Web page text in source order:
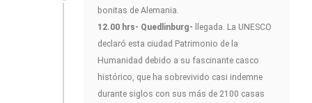
bonitas de Alemania.
12.00 hrs- Quedlinburg-
llegada. La UNESCO
declaró esta ciudad Patrimonio de la
Humanidad debido a su fascinante casco
histórico, que ha sobrevivido casi indemne
durante siglos con sus más de 2100 casas